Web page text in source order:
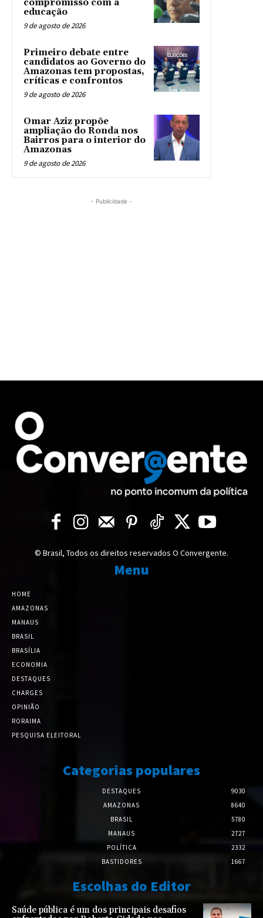
compromisso com a
educação
9 de agosto de 2026
Primeiro debate entre
candidatos ao Governo do
Amazonas tem propostas,
críticas e confrontos
9 de agosto de 2026
Omar Aziz propõe
ampliação do Ronda nos
Bairros para o interior do
Amazonas
9 de agosto de 2026
- Publicidade -
© Brasil, Todos os direitos reservados O Convergente.
Menu
HOME
AMAZONAS
MANAUS
BRASIL
BRASÍLIA
ECONOMIA
DESTAQUES
CHARGES
OPINIÃO
RORAIMA
PESQUISA ELEITORAL
Categorias populares
DESTAQUES
9030
AMAZONAS
8640
BRASIL
5780
MANAUS
2727
POLÍTICA
2332
BASTIDORES
1667
Escolhas do Editor
Saúde pública é um dos principais desafios